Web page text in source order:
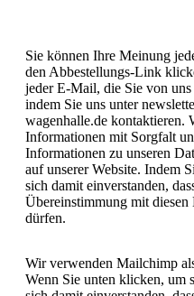
Sie können Ihre Meinung
den Abbestellungs-Link
jeder E-Mail, die Sie von
indem Sie uns unter
wagenhalle.de kontaktieren.
Informationen mit Sorgfalt
Informationen zu unseren
auf unserer Website. Indem
sich damit einverstanden,
Übereinstimmung mit diesen
dürfen.
Wir verwenden Mailchimp
Wenn Sie unten klicken, um